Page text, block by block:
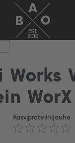
Works
Kasviproteiinijauhe